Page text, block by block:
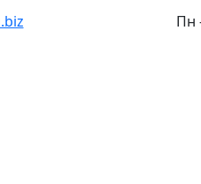
Пн